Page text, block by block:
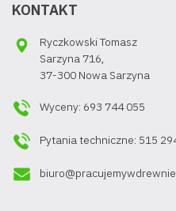
KONTAKT
Ryczkowski Tomasz
Sarzyna 716,
37-300 Nowa Sarzyna
Wyceny: 693 744 055
Pytania techniczne: 515